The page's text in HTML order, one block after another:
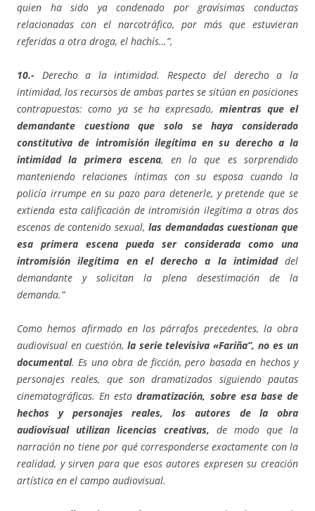
quien ha sido ya condenado por gravísimas conductas
relacionadas con el narcotráfico, por más que estuvieran
referidas a otra droga, el hachís…”,
10.- Derecho a la intimidad. Respecto del derecho a la
intimidad, los recursos de ambas partes se sitúan en posiciones
contrapuestas: como ya se ha expresado, mientras que el
demandante cuestiona que solo se haya considerado
constitutiva de intromisión ilegítima en su derecho a la
intimidad la primera escena, en la que es sorprendido
manteniendo relaciones íntimas con su esposa cuando la
policía irrumpe en su pazo para detenerle, y pretende que se
extienda esta calificación de intromisión ilegítima a otras dos
escenas de contenido sexual, las demandadas cuestionan que
esa primera escena pueda ser considerada como una
intromisión ilegítima en el derecho a la intimidaddel
demandante y solicitan la plena desestimación de la
demanda.”
Como hemos afirmado en los párrafos precedentes, la obra
audiovisual en cuestión, la serie televisiva «Fariña”, no es un
documental. Es una obra de ficción, pero basada en hechos y
personajes reales, que son dramatizados siguiendo pautas
cinematográficas. En estadramatización, sobre esa base de
hechos y personajes reales, los autores de la obra
audiovisual utilizan licencias creativas, de modo que la
narración no tiene por qué corresponderse exactamente con la
realidad, y sirven para que esos autores expresen su creación
artística en el campo audiovisual.